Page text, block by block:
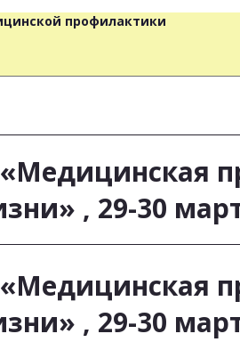
профилактики
, 29-30
, 29-30